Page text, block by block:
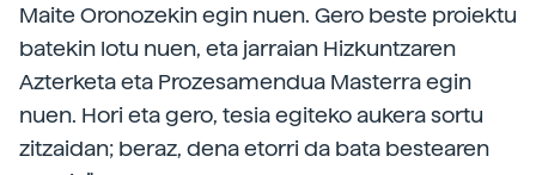
Maite Oronozekin egin nuen. Gero beste proiektu
batekin lotu nuen, eta jarraian Hizkuntzaren
Azterketa eta Prozesamendua Masterra egin
nuen. Hori eta gero, tesia egiteko aukera sortu
zitzaidan; beraz, dena etorri da bata bestearen